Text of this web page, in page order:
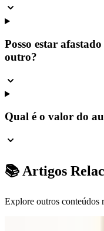
Posso estar
outro?
Qual é o valor do
📚 Artigos
Explore outros conteúdos